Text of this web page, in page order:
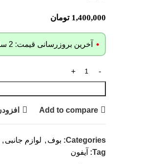
1,400,000 تومان
آخرین بروزرسانی قیمت: 2 سال پیش
Add to compare
Categories: بوف , لوازم جانبی ,
Tag:
آیفون